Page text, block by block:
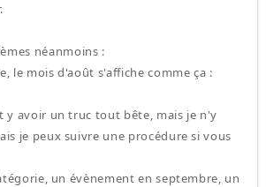
néanmoins :
le mois d'août s'affiche comme ça :
y avoir un truc tout bête, mais je n'y
je peux suivre une procédure si vous
un évènement en septembre, un